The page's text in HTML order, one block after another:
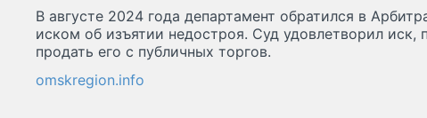
В августе 2024 года департамент обратился в
иском об изъятии недостроя. Суд удовлетворил иск,
продать его с публичных торгов.
omskregion.info